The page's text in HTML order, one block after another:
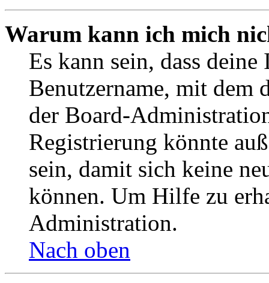
Warum kann ich mich
Es kann sein, dass
Benutzername, mit dem
der Board-
Registrierung könnte
sein, damit sich keine
können. Um Hilfe zu
Administration.
Nach oben